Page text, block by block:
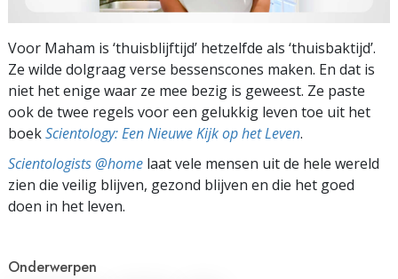
Voor Maham is ‘thuisblijftijd’ hetzelfde als ‘thuisbaktijd’.
Ze wilde dolgraag verse bessenscones maken. En dat is
niet het enige waar ze mee bezig is geweest. Ze paste
ook de twee regels voor een gelukkig leven toe uit het
boekScientology: Een Nieuwe Kijk op het Leven.
Scientologists @home laat vele mensen uit de hele wereld
zien die veilig blijven, gezond blijven en die het goed
doen in het leven.
Onderwerpen